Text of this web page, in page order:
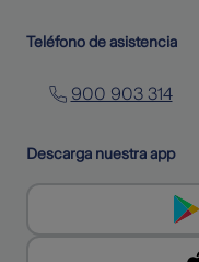
Teléfono de asistencia
900 903 314
Descarga nuestra app